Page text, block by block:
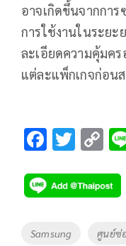
อาจเกิดขึ้นจากกา
การใช้งานในระยะ
ละเอียดความคุ้มคร
แต่ละแพ็กเกจก่อน
F
e
b
o
T
tt
er
C
p
y
Li
Tags
Samsung ศูนย์ซ่